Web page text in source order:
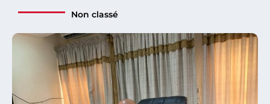
Non classé